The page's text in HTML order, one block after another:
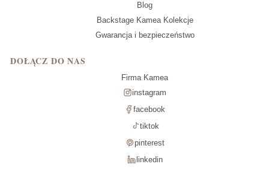
Blog
Backstage Kamea Kolekcje
Gwarancja i bezpieczeństwo
DOŁĄCZ DO NAS
Firma Kamea
instagram
facebook
tiktok
pinterest
linkedin